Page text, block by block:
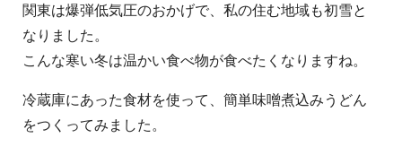
関東は爆弾低気圧のおかげで、私の住む地域も初雪と
なりました。
こんな寒い冬は温かい食べ物が食べたくなりますね。
冷蔵庫にあった食材を使って、簡単味噌煮込みうどん
をつくってみました。